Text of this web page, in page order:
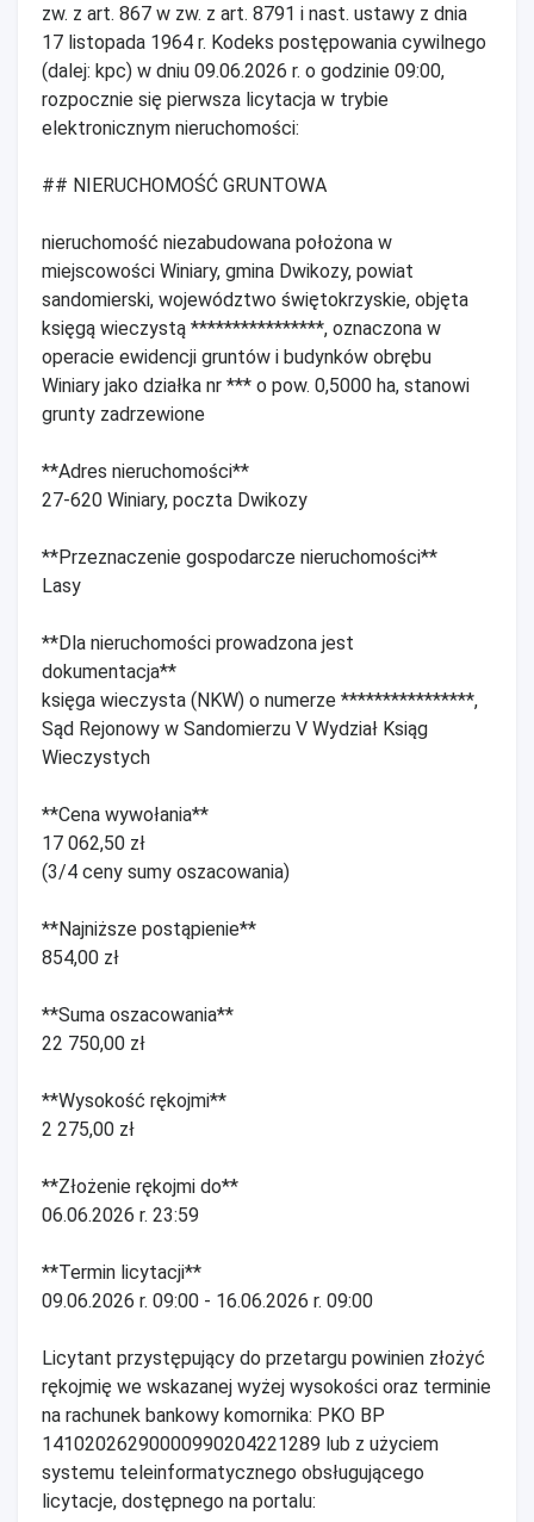
zw. z art. 867 w zw. z art. 8791 i nast. ustawy z dnia
17 listopada 1964 r. Kodeks postępowania cywilnego
(dalej: kpc) w dniu 09.06.2026 r. o godzinie 09:00,
rozpocznie się pierwsza licytacja w trybie
elektronicznym nieruchomości:
## NIERUCHOMOŚĆ GRUNTOWA
nieruchomość niezabudowana położona w
miejscowości Winiary, gmina Dwikozy, powiat
sandomierski, województwo świętokrzyskie, objęta
księgą wieczystą ****************, oznaczona w
operacie ewidencji gruntów i budynków obrębu
Winiary jako działka nr *** o pow. 0,5000 ha, stanowi
grunty zadrzewione
**Adres nieruchomości**
27-620 Winiary, poczta Dwikozy
**Przeznaczenie gospodarcze nieruchomości**
Lasy
**Dla nieruchomości prowadzona jest
dokumentacja**
księga wieczysta (NKW) o numerze ****************,
Sąd Rejonowy w Sandomierzu V Wydział Ksiąg
Wieczystych
**Cena wywołania**
17 062,50 zł
(3/4 ceny sumy oszacowania)
**Najniższe postąpienie**
854,00 zł
**Suma oszacowania**
22 750,00 zł
**Wysokość rękojmi**
2 275,00 zł
**Złożenie rękojmi do**
06.06.2026 r. 23:59
**Termin licytacji**
09.06.2026 r. 09:00 - 16.06.2026 r. 09:00
Licytant przystępujący do przetargu powinien złożyć
rękojmię we wskazanej wyżej wysokości oraz terminie
na rachunek bankowy komornika: PKO BP
14102026290000990204221289 lub z użyciem
systemu teleinformatycznego obsługującego
licytacje, dostępnego na portalu: